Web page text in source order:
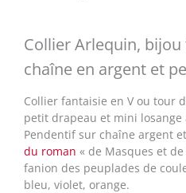
Collier Arlequin,
chaîne en argent et
Collier fantaisie en V ou tour
petit drapeau et mini
Pendentif sur chaîne argent
du roman « de Masques et
fanion des peuplades de
bleu, violet, orange.